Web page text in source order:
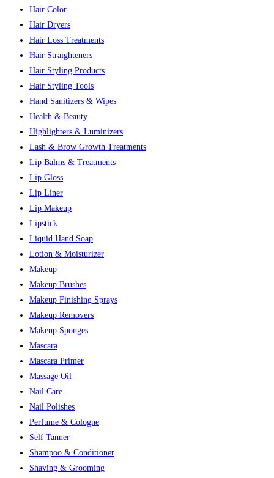
Hair Color
Hair Dryers
Hair Loss Treatments
Hair Straighteners
Hair Styling Products
Hair Styling Tools
Hand Sanitizers & Wipes
Health & Beauty
Highlighters & Luminizers
Lash & Brow Growth Treatments
Lip Balms & Treatments
Lip Gloss
Lip Liner
Lip Makeup
Lipstick
Liquid Hand Soap
Lotion & Moisturizer
Makeup
Makeup Brushes
Makeup Finishing Sprays
Makeup Removers
Makeup Sponges
Mascara
Mascara Primer
Massage Oil
Nail Care
Nail Polishes
Perfume & Cologne
Self Tanner
Shampoo & Conditioner
Shaving & Grooming